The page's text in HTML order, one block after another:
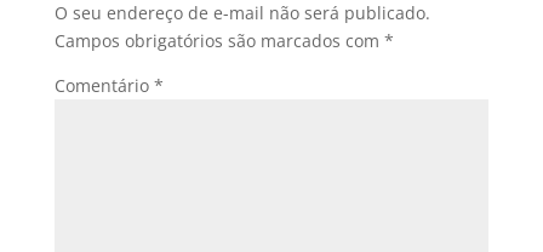
O seu endereço de e-mail não será publicado.
Campos obrigatórios são marcados com *
Comentário *